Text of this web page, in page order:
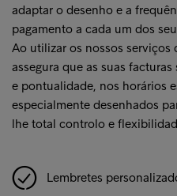
adaptar o desenho e a
pagamento a cada um dos
Ao utilizar os nossos serviços
assegura que as suas
e pontualidade, nos horários
especialmente desenhados
lhe total controlo e
Lembretes